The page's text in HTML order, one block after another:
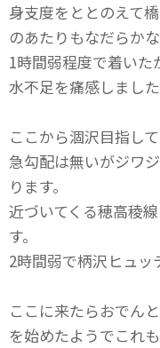
身支度をととのえて
のあたりもなだらかな
1時間弱程度で着いた
水不足を痛感しました
ここから涸沢目指して
急勾配は無いがジワ
ります。
近づいてくる穂高稜
す。
2時間弱で柄沢ヒュッ
ここに来たらおでん
を始めたようでこれも